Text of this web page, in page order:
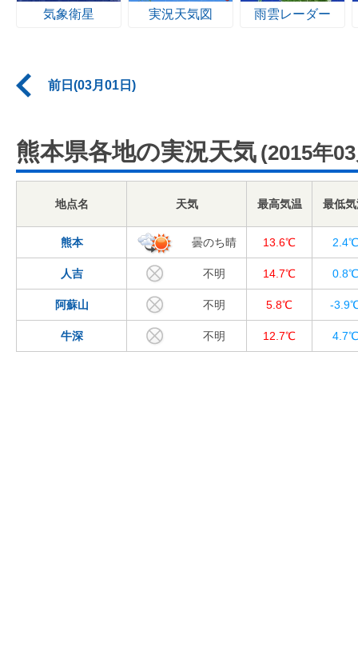
気象衛星 実況天気図 雨雲レーダー
前日(03月01日)
熊本県各地の実況天気 (2015年
地点名 天気 最高気温 最低
熊本 曇のち晴 13.6℃ 2.4℃
人吉 不明 14.7℃ 0.8℃
阿蘇山 不明 5.8℃ -
牛深 不明 12.7℃ 4.7℃